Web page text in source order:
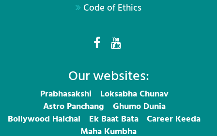
Code of Ethics
Our websites:
Prabhasakshi
Loksabha Chunav
Astro Panchang
Ghumo Dunia
Bollywood Halchal
Ek Baat Bata
Career Keeda
Maha Kumbha